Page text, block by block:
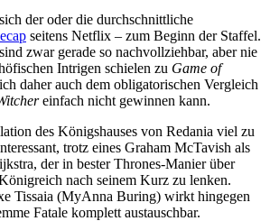
der oder die durchschnittliche
seitens Netflix – zum Beginn der Staffel.
zwar gerade so nachvollziehbar, aber nie
Intrigen schielen zu Game of
daher auch dem obligatorischen Vergleich
einfach nicht gewinnen kann.
des Königshauses von Redania viel zu
trotz eines Graham McTavish als
der in bester Thrones-Manier über
nach seinem Kurz zu lenken.
Tissaia (MyAnna Buring) wirkt hingegen
Fatale komplett austauschbar.